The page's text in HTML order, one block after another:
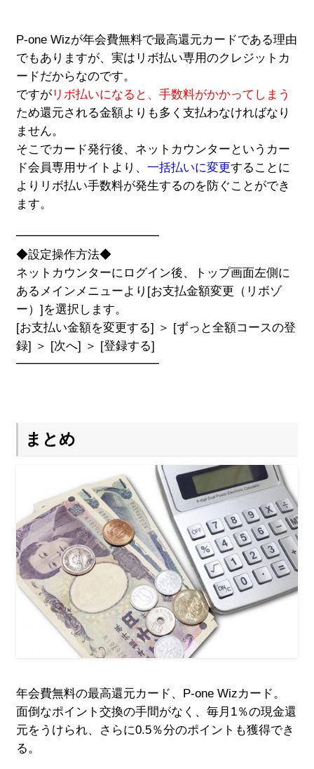
P-one Wizが年会費無料で最高還元カードである理由
でもありますが、実はリボ払い専用のクレジットカ
ードだからなのです。
ですがリボ払いになると、手数料がかかってしまう
ため還元される金額よりも多く支払わなければなり
ません。
そこでカード発行後、ネットカウンターというカー
ド会員専用サイトより、 一括払いに変更することに
よりリボ払い手数料が発生するのを防ぐことができ
ます。
━━━━━━━━━━━━
◆設定操作方法◆
ネットカウンターにログイン後、トップ画面左側に
あるメインメニューより[お支払金額変更（リボゾ
ー）]を選択します。
[お支払い金額を変更する] ＞ [ずっと全額コースの登
録] ＞ [次へ] ＞ [登録する]
━━━━━━━━━━━━
まとめ
年会費無料の最高還元カード、P-one Wizカード。
面倒なポイント交換の手間がなく、毎月1％の現金還
元をうけられ、さらに0.5％分のポイントも獲得でき
る。